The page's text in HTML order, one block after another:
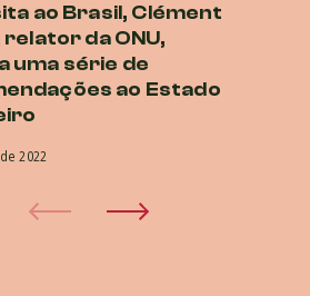
ao Brasil, Clément
da ONU,
uma série de
ao Estado
2022